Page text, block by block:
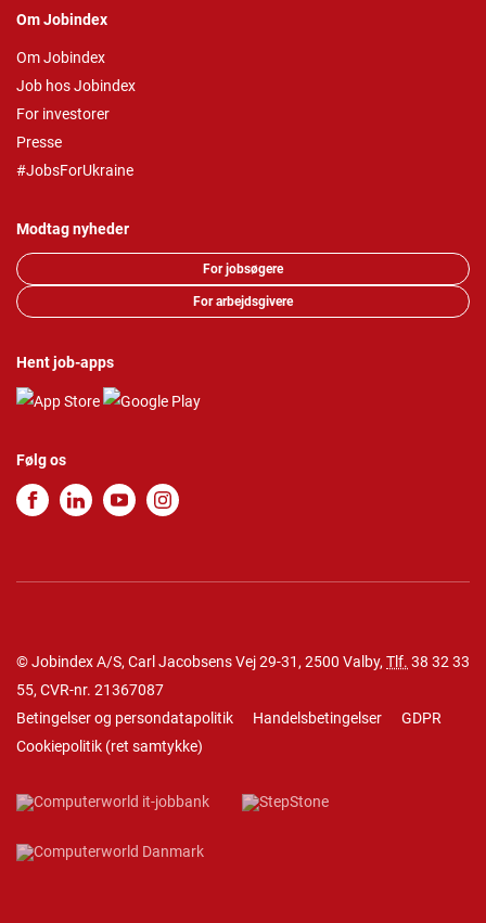
Om Jobindex
Om Jobindex
Job hos Jobindex
For investorer
Presse
#JobsForUkraine
Modtag nyheder
For jobsøgere
For arbejdsgivere
Hent job-apps
Følg os
© Jobindex A/S, Carl Jacobsens Vej 29-31, 2500 Valby, Tlf. 38 32 33
55, CVR-nr. 21367087
Betingelser og persondatapolitik
Handelsbetingelser
GDPR
Cookiepolitik (ret samtykke)